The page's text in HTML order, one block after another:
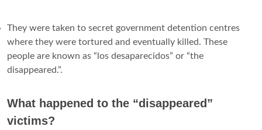
They were taken to secret government detention centres
where they were tortured and eventually killed. These
people are known as “los desaparecidos” or “the
disappeared.”.
What happened to the “disappeared”
victims?